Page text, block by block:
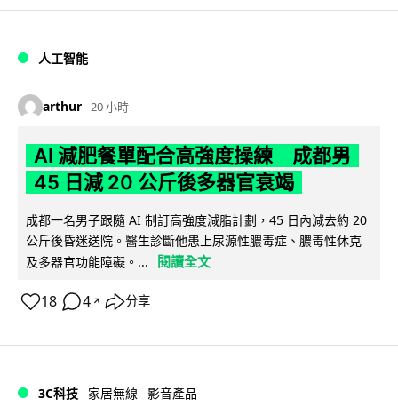
人工智能
arthur 20 小時
AI 減肥餐單配合高強度操練 成都男
45 日減 20 公斤後多器官衰竭
成都一名男子跟隨 AI 制訂高強度減脂計劃，45 日內減去約 20
公斤後昏迷送院。醫生診斷他患上尿源性膿毒症、膿毒性休克
及多器官功能障礙。...
閱讀全文
18 4 ↗ 分享
3C科技 家居無線 影音產品